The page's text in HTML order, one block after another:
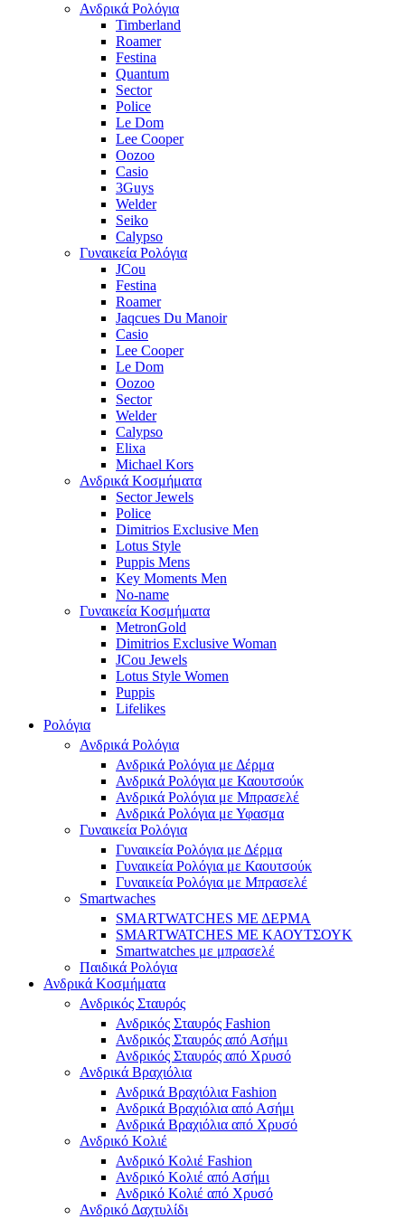
Ανδρικά Ρολόγια
Timberland
Roamer
Festina
Quantum
Sector
Police
Le Dom
Lee Cooper
Oozoo
Casio
3Guys
Welder
Seiko
Calypso
Γυναικεία Ρολόγια
JCou
Festina
Roamer
Jaqcues Du Manoir
Casio
Lee Cooper
Le Dom
Oozoo
Sector
Welder
Calypso
Elixa
Michael Kors
Ανδρικά Κοσμήματα
Sector Jewels
Police
Dimitrios Exclusive Men
Lotus Style
Puppis Mens
Key Moments Men
No-name
Γυναικεία Κοσμήματα
MetronGold
Dimitrios Exclusive Woman
JCou Jewels
Lotus Style Women
Puppis
Lifelikes
Ρολόγια
Ανδρικά Ρολόγια
Ανδρικά Ρολόγια με Δέρμα
Ανδρικά Ρολόγια με Καουτσούκ
Ανδρικά Ρολόγια με Μπρασελέ
Ανδρικά Ρολόγια με Υφασμα
Γυναικεία Ρολόγια
Γυναικεία Ρολόγια με Δέρμα
Γυναικεία Ρολόγια με Καουτσούκ
Γυναικεία Ρολόγια με Μπρασελέ
Smartwaches
SMARTWATCHES ΜΕ ΔΕΡΜΑ
SMARTWATCHES ΜΕ ΚΑΟΥΤΣΟΥΚ
Smartwatches με μπρασελέ
Παιδικά Ρολόγια
Ανδρικά Κοσμήματα
Ανδρικός Σταυρός
Ανδρικός Σταυρός Fashion
Ανδρικός Σταυρός από Ασήμι
Ανδρικός Σταυρός από Χρυσό
Ανδρικά Βραχιόλια
Ανδρικά Βραχιόλια Fashion
Ανδρικά Βραχιόλια από Ασήμι
Ανδρικά Βραχιόλια από Χρυσό
Ανδρικό Κολιέ
Ανδρικό Κολιέ Fashion
Ανδρικό Κολιέ από Ασήμι
Ανδρικό Κολιέ από Χρυσό
Ανδρικό Δαχτυλίδι